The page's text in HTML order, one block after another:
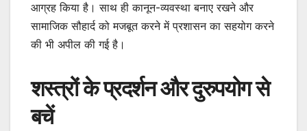
आग्रह किया है। साथ ही कानून-व्यवस्था बनाए रखने और
सामाजिक सौहार्द को मजबूत करने में प्रशासन का सहयोग करने
की भी अपील की गई है।
शस्त्रों के प्रदर्शन और दुरुपयोग से
बचें